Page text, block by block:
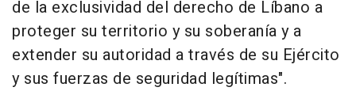
de la exclusividad del derecho de Líbano a
proteger su territorio y su soberanía y a
extender su autoridad a través de su Ejército
y sus fuerzas de seguridad legítimas".